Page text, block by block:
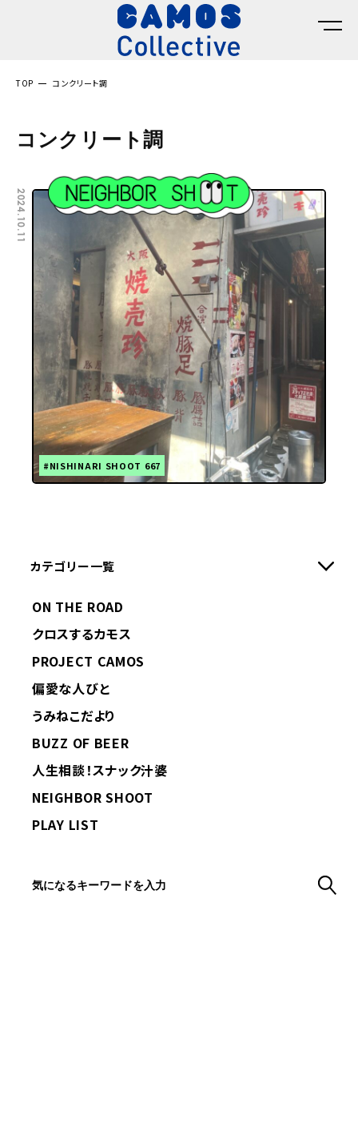
TOP コンクリート調
コンクリート調
2024.10.11
#NISHINARI SHOOT 667
カテゴリー一覧
ON THE ROAD
クロスするカモス
PROJECT CAMOS
偏愛な人びと
うみねこだより
BUZZ OF BEER
人生相談！スナック汁婆
NEIGHBOR SHOOT
PLAY LIST